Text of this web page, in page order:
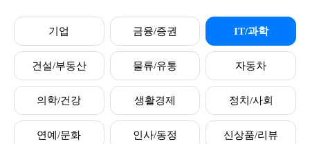
기업 금융/증권 IT/과학
건설/부동산 물류/유통 자동차
의학/건강 생활경제 정치/사회
연예/문화 인사/동정 신상품/리뷰